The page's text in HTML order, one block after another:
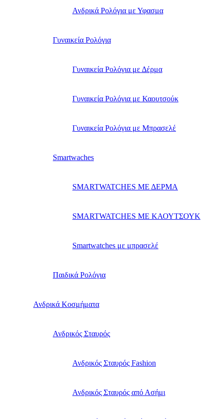
Ανδρικά Ρολόγια με Υφασμα
Γυναικεία Ρολόγια
Γυναικεία Ρολόγια με Δέρμα
Γυναικεία Ρολόγια με Καουτσούκ
Γυναικεία Ρολόγια με Μπρασελέ
Smartwaches
SMARTWATCHES ΜΕ ΔΕΡΜΑ
SMARTWATCHES ΜΕ ΚΑΟΥΤΣΟΥΚ
Smartwatches με μπρασελέ
Παιδικά Ρολόγια
Ανδρικά Κοσμήματα
Ανδρικός Σταυρός
Ανδρικός Σταυρός Fashion
Ανδρικός Σταυρός από Ασήμι